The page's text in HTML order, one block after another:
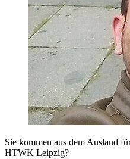
Sie kommen aus dem Ausland
HTWK Leipzig?